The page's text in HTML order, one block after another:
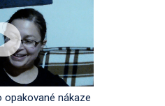
opakované nákaze